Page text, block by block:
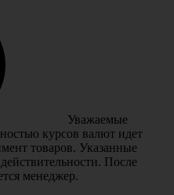
Уважаемые
курсов валют идет
товаров. Указанные
После
менеджер.